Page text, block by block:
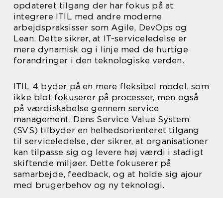
opdateret tilgang der har fokus på at
integrere ITIL med andre moderne
arbejdspraksisser som Agile, DevOps og
Lean. Dette sikrer, at IT-serviceledelse er
mere dynamisk og i linje med de hurtige
forandringer i den teknologiske verden.
ITIL 4 byder på en mere fleksibel model, som
ikke blot fokuserer på processer, men også
på værdiskabelse gennem service
management. Dens Service Value System
(SVS) tilbyder en helhedsorienteret tilgang
til serviceledelse, der sikrer, at organisationer
kan tilpasse sig og levere høj værdi i stadigt
skiftende miljøer. Dette fokuserer på
samarbejde, feedback, og at holde sig ajour
med brugerbehov og ny teknologi.